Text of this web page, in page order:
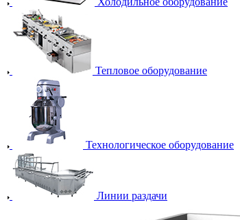
Тепловое оборудование
Технологическое оборудование
Линии раздачи